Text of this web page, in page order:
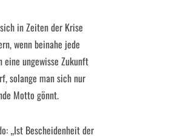
in Zeiten der Krise
wenn beinahe jede
ungewisse Zukunft
solange man sich nur
Motto gönnt.
„Ist Bescheidenheit der